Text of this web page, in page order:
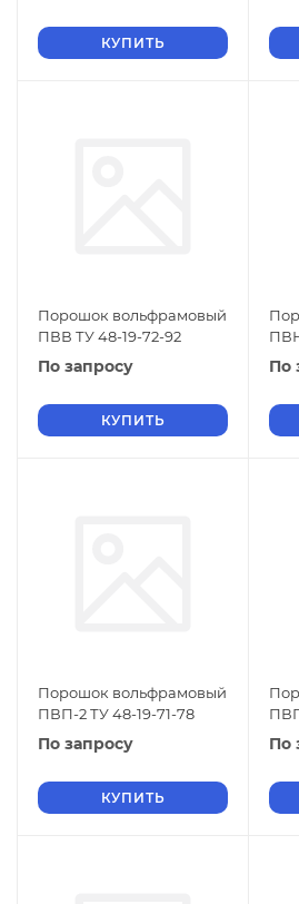
КУПИТЬ
Порошок вольфрамовый
ПВВ ТУ 48-19-72-92
По запросу
КУПИТЬ
По
Порошок вольфрамовый
ПВП-2 ТУ 48-19-71-78
По запросу
КУПИТЬ
По